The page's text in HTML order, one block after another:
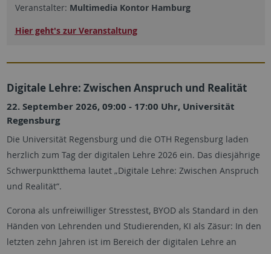
Veranstalter: Multimedia Kontor Hamburg
Hier geht's zur Veranstaltung
Digitale Lehre: Zwischen Anspruch und Realität
22. September 2026, 09:00 - 17:00 Uhr, Universität
Regensburg
Die Universität Regensburg und die OTH Regensburg laden
herzlich zum Tag der digitalen Lehre 2026 ein. Das diesjährige
Schwerpunktthema lautet „Digitale Lehre: Zwischen Anspruch
und Realität“.
Corona als unfreiwilliger Stresstest, BYOD als Standard in den
Händen von Lehrenden und Studierenden, KI als Zäsur: In den
letzten zehn Jahren ist im Bereich der digitalen Lehre an